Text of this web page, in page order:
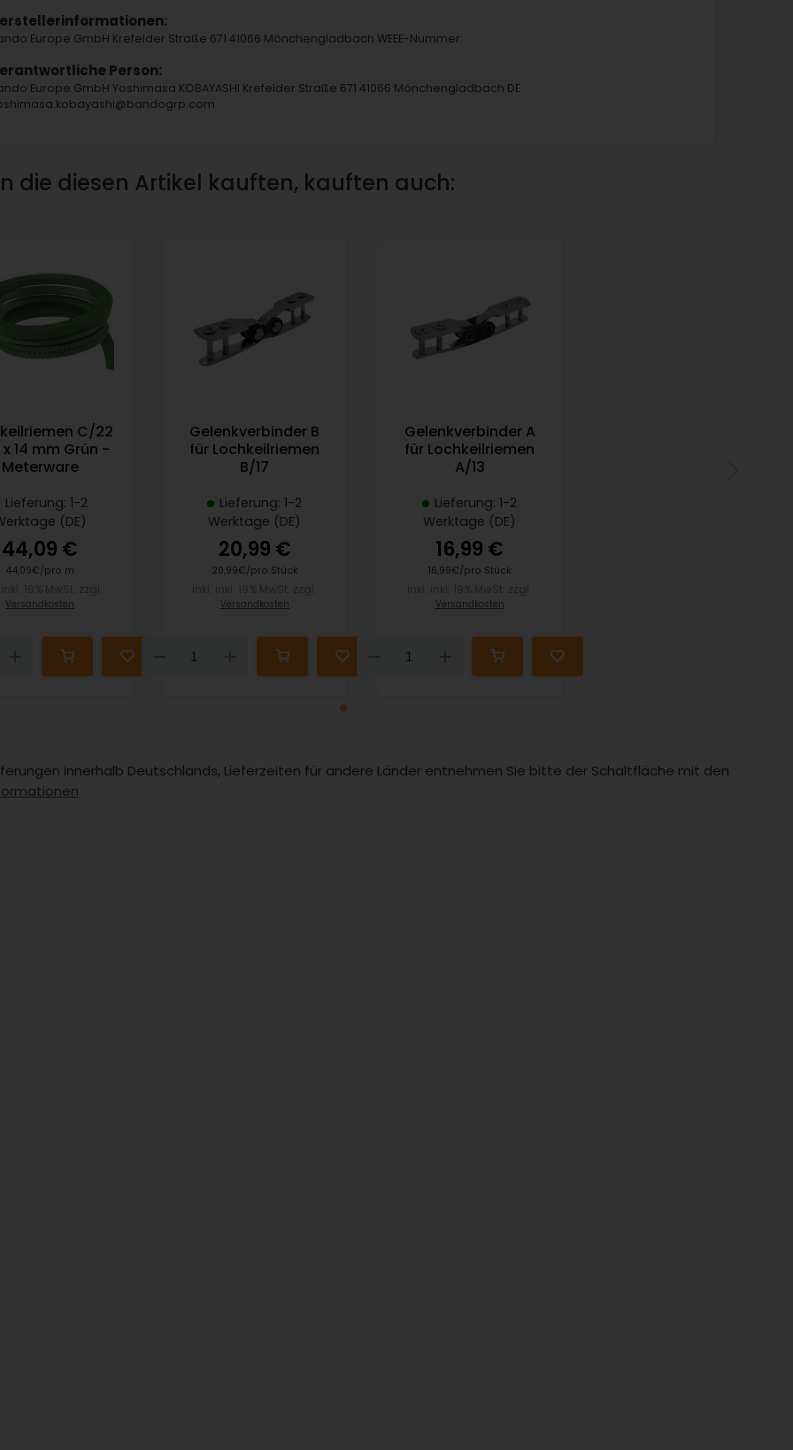
Europe GmbH Krefelder Straße 671 41066 Mönchengladbach WEEE-Nummer:
Person:
Europe GmbH Yoshimasa KOBAYASHI Krefelder Straße 671 41066 Mönchengladbach DE
die diesen Artikel kauften, kauften auch:
C/22
14 mm Grün -
Meterware
Lieferung: 1-2
(DE)
44,09 €
44,09€/pro m
Versandkosten
Gelenkverbinder B
für Lochkeilriemen
B/17
Lieferung: 1-2
Werktage (DE)
20,99 €
20,99€/pro Stück
Versandkosten
Down
Gelenkverbinder A
für Lochkeilriemen
A/13
Lieferung: 1-2
Werktage (DE)
16,99 €
16,99€/pro Stück
Versandkosten
Down
innerhalb Deutschlands, Lieferzeiten für andere Länder entnehmen Sie bitte der Schaltfläche mit den